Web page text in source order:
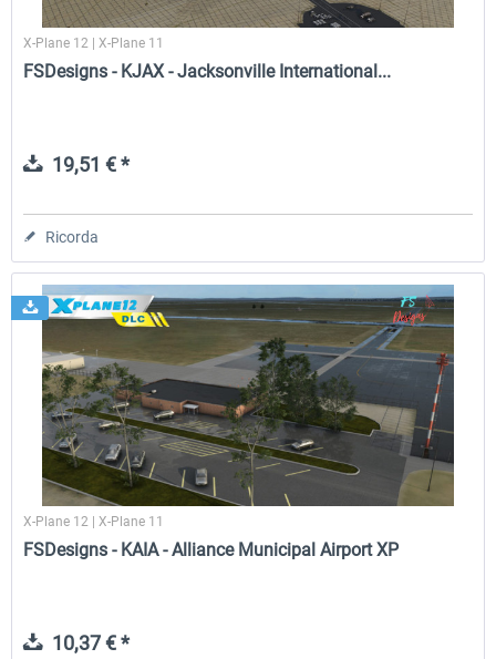
X-Plane 12 | X-Plane 11
FSDesigns - KJAX - Jacksonville International...
19,51 € *
Ricorda
X-Plane 12 | X-Plane 11
FSDesigns - KAIA - Alliance Municipal Airport XP
10,37 € *